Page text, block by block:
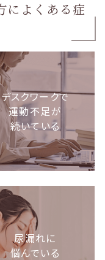
によくある症
デスクワークで
運動不足が
続いている
尿漏れに
悩んでいる